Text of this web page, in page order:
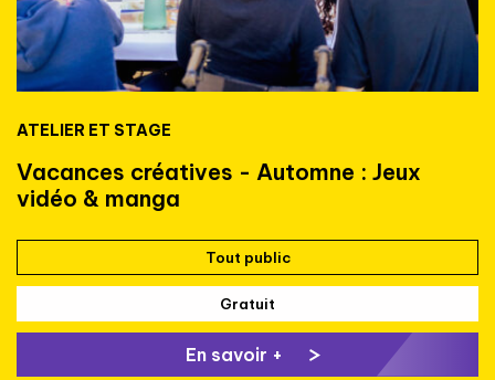
ATELIER ET STAGE
Vacances créatives - Automne : Jeux
vidéo & manga
Tout public
Gratuit
En savoir +